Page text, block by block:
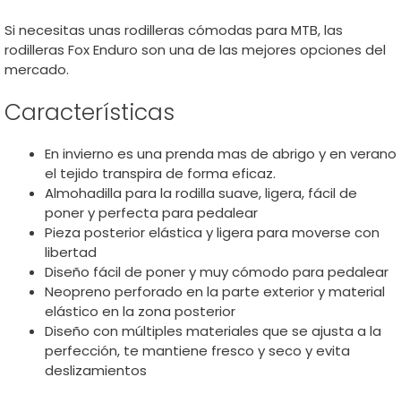
Si necesitas unas rodilleras cómodas para MTB, las
rodilleras Fox Enduro son una de las mejores opciones del
mercado.
Características
En invierno es una prenda mas de abrigo y en verano
el tejido transpira de forma eficaz.
Almohadilla para la rodilla suave, ligera, fácil de
poner y perfecta para pedalear
Pieza posterior elástica y ligera para moverse con
libertad
Diseño fácil de poner y muy cómodo para pedalear
Neopreno perforado en la parte exterior y material
elástico en la zona posterior
Diseño con múltiples materiales que se ajusta a la
perfección, te mantiene fresco y seco y evita
deslizamientos